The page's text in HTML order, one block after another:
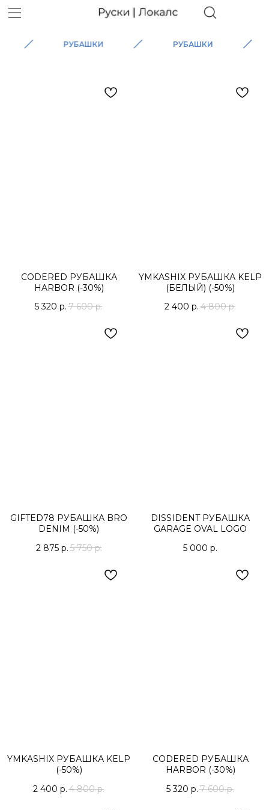
РУБАШКИ РУБАШКИ
CODERED РУБАШКА
HARBOR (-30%)
5 320 р. 7 600 р.
YMKASHIX РУБАШКА KELP
(БЕЛЫЙ) (-50%)
2 400 р. 4 800 р.
GIFTED78 РУБАШКА BRO
DENIM (-50%)
2 875 р.5 750 р.
DISSIDENT РУБАШКА
GARAGE OVAL LOGO
5 000 р.
YMKASHIX РУБАШКА KELP
(-50%)
2 400 р. 4 800 р.
CODERED РУБАШКА
HARBOR (-30%)
5 320 р. 7 600 р.